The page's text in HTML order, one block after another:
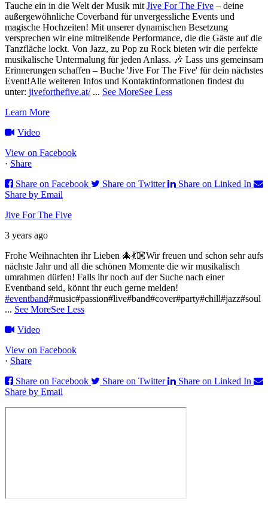
Tauche ein in die Welt der Musik mit Jive For The Five – deine
außergewöhnliche Coverband für unvergessliche Events und
magische Hochzeiten! Mit unserer dynamischen Besetzung
versprechen wir eine mitreißende Performance, die die Gäste auf die
Tanzfläche lockt. Von Jazz, zu Pop zu Rock bieten wir die perfekte
musikalische Untermalung für jeden Anlass. 🎶 Lass uns gemeinsam
Erinnerungen schaffen – Buche 'Jive For The Five' für dein nächstes
Event!Alle weiteren Infos und Kontaktinformationen findest du
unter: jiveforthefive.at/ ... See MoreSee Less
Learn More
Video
View on Facebook
· Share
Share on Facebook
Share on Twitter
Share on Linked In
Share by Email
Jive For The Five
3 years ago
Frohe Weihnachten ihr Lieben 🎄💃🏼Wir freuen und schon sehr aufs
nächste Jahr und all die schönen Momente die wir musikalisch
umrahmen dürfen! Falls ihr noch auf der Suche nach einer
Eventband seid, könnt ihr euch gerne melden!
#eventband#music#passion#live#band#cover#party#chill#jazz#soul
... See MoreSee Less
Video
View on Facebook
· Share
Share on Facebook
Share on Twitter
Share on Linked In
Share by Email